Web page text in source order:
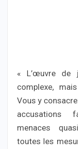
« L’œuvre de
complexe,
Vous y
accusations
menaces
toutes les